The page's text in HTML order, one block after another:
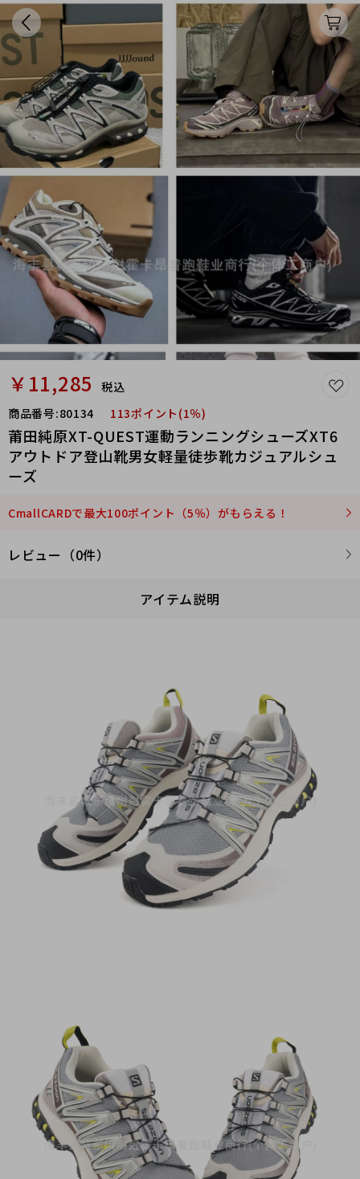
￥11,285
税込
商品番号:80134 113ポイント(1％)
莆田純原XT-QUEST運動ランニングシューズXT6
アウトドア登山靴男女軽量徒歩靴カジュアルシュ
ーズ
CmallCARDで最大100ポイント（5％）がもらえる！
レビュー（0件）
アイテム説明